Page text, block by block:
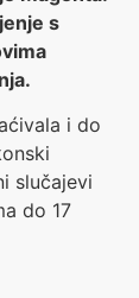
s
i do
slučajevi
do 17